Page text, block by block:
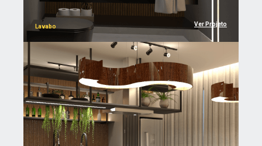
Lavabo Ver Projeto